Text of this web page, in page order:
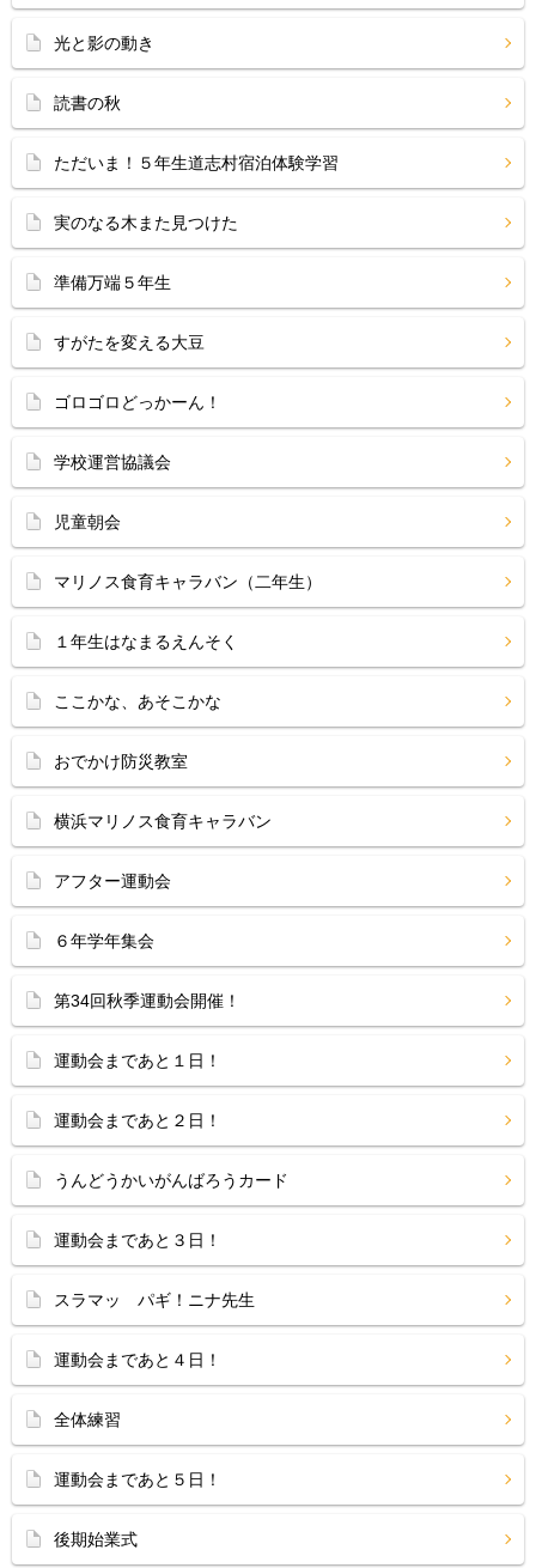
光と影の動き
読書の秋
ただいま！５年生道志村宿泊体験学習
実のなる木また見つけた
準備万端５年生
すがたを変える大豆
ゴロゴロどっかーん！
学校運営協議会
児童朝会
マリノス食育キャラバン（二年生）
１年生はなまるえんそく
ここかな、あそこかな
おでかけ防災教室
横浜マリノス食育キャラバン
アフター運動会
６年学年集会
第34回秋季運動会開催！
運動会まであと１日！
運動会まであと２日！
うんどうかいがんばろうカード
運動会まであと３日！
スラマッ パギ！ニナ先生
運動会まであと４日！
全体練習
運動会まであと５日！
後期始業式